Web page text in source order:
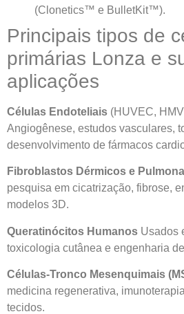
(Clonetics™ e BulletKit™).
Principais tipos de
primárias Lonza e
aplicações
Células Endoteliais (HUVEC,
Angiogênese, estudos vasculares,
desenvolvimento de fármacos
Fibroblastos Dérmicos e
pesquisa em cicatrização, fibrose,
modelos 3D.
Queratinócitos Humanos Usados
toxicologia cutânea e engenharia
Células-Tronco Mesenquimais
medicina regenerativa,
tecidos.